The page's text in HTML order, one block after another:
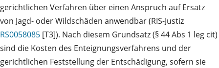
gerichtlichen Verfahren über einen Anspruch auf Ersatz
von Jagd- oder Wildschäden anwendbar (RIS-Justiz
RS0058085 [T3]). Nach diesem Grundsatz (§ 44 Abs 1 leg cit)
sind die Kosten des Enteignungsverfahrens und der
gerichtlichen Feststellung der Entschädigung, sofern sie